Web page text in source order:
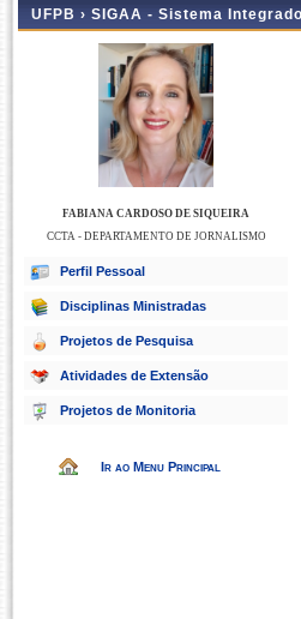
UFPB › SIGAA - Sistema
FABIANA CARDOSO DE SIQUEIRA
CCTA - DEPARTAMENTO DE JORNALISMO
Perfil Pessoal
Disciplinas Ministradas
Projetos de Pesquisa
Atividades de Extensão
Projetos de Monitoria
Ir ao Menu Principal